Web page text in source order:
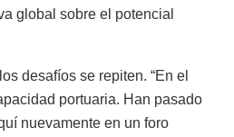
global sobre el potencial
desafíos se repiten. “En el
portuaria. Han pasado
nuevamente en un foro